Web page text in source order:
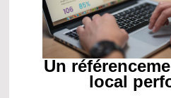
Un
local